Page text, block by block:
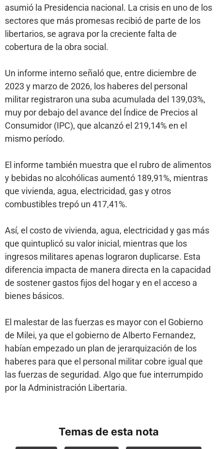
asumió la Presidencia nacional. La crisis en uno de los
sectores que más promesas recibió de parte de los
libertarios, se agrava por la creciente falta de
cobertura de la obra social.
Un informe interno señaló que, entre diciembre de
2023 y marzo de 2026, los haberes del personal
militar registraron una suba acumulada del 139,03%,
muy por debajo del avance del Índice de Precios al
Consumidor (IPC), que alcanzó el 219,14% en el
mismo período.
El informe también muestra que el rubro de alimentos
y bebidas no alcohólicas aumentó 189,91%, mientras
que vivienda, agua, electricidad, gas y otros
combustibles trepó un 417,41%.
Así, el costo de vivienda, agua, electricidad y gas más
que quintuplicó su valor inicial, mientras que los
ingresos militares apenas lograron duplicarse. Esta
diferencia impacta de manera directa en la capacidad
de sostener gastos fijos del hogar y en el acceso a
bienes básicos.
El malestar de las fuerzas es mayor con el Gobierno
de Milei, ya que el gobierno de Alberto Fernandez,
habían empezado un plan de jerarquización de los
haberes para que el personal militar cobre igual que
las fuerzas de seguridad. Algo que fue interrumpido
por la Administración Libertaria.
Temas de esta nota